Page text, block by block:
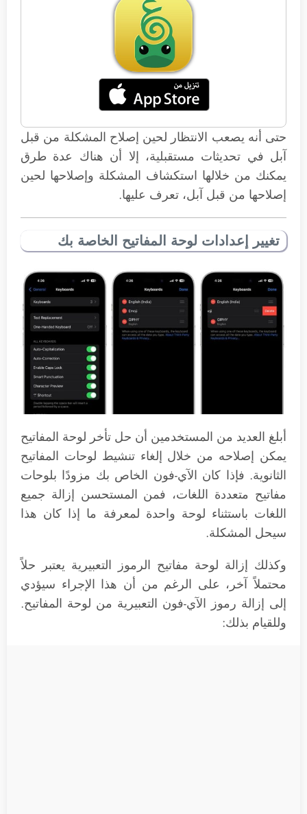
حتى أنه يصعب الانتظار لحين إصلاح المشكلة من قبل
آبل في تحديثات مستقبلية، إلا أن هناك عدة طرق
يمكنك من خلالها استكشاف المشكلة وإصلاحها لحين
إصلاحها من قبل آبل، تعرف عليها.
تغيير إعدادات لوحة المفاتيح الخاصة بك
أبلغ العديد من المستخدمين أن حل تأخر لوحة المفاتيح
يمكن إصلاحه من خلال إلغاء تنشيط لوحات المفاتيح
الثانوية. فإذا كان الآي-فون الخاص بك مزودًا بلوحات
مفاتيح متعددة اللغات، فمن المستحسن إزالة جميع
اللغات باستثناء لوحة واحدة لمعرفة ما إذا كان هذا
سيحل المشكلة.
وكذلك إزالة لوحة مفاتيح الرموز التعبيرية يعتبر حلاً
محتملاً آخر، على الرغم من أن هذا الإجراء سيؤدي
إلى إزالة رموز الآي-فون التعبيرية من لوحة المفاتيح.
وللقيام بذلك: